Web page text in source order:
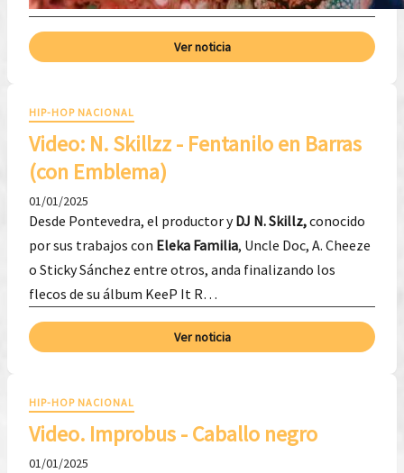
Ver noticia
HIP-HOP NACIONAL
Video: ​N. Skillzz - Fentanilo en Barras
(con Emblema)
01/01/2025
Desde Pontevedra, el productor yDJ N. Skillz,conocido
por sus trabajos con Eleka Familia, Uncle Doc, A. Cheeze
o Sticky Sánchez entre otros, anda finalizando los
flecos de su álbum KeeP It R…
Ver noticia
HIP-HOP NACIONAL
Video. Improbus - Caballo negro
01/01/2025